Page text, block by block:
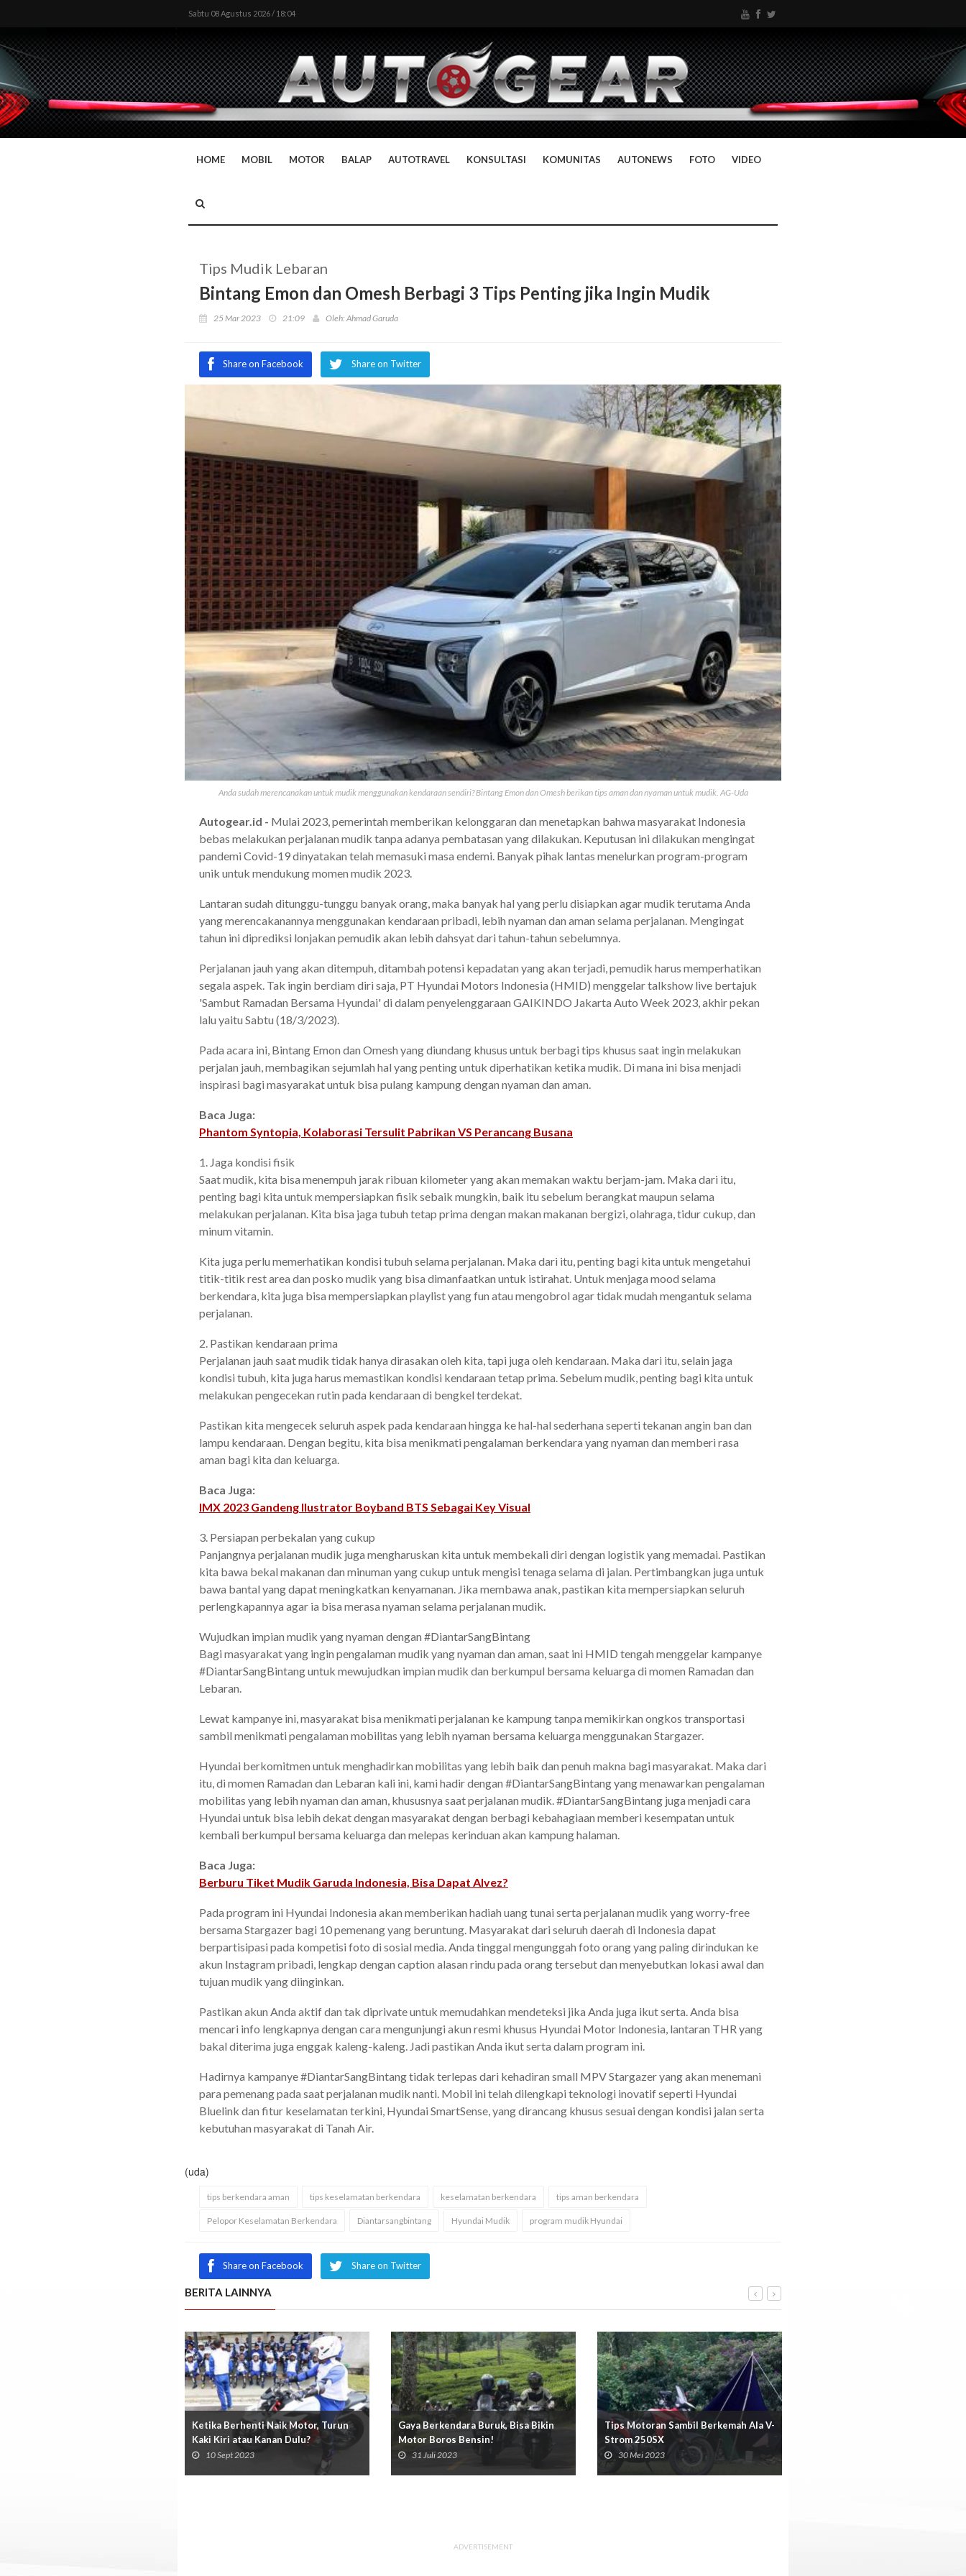
Sabtu 08 Agustus 2026 / 18:04
HOME MOBIL MOTOR BALAP AUTOTRAVEL KONSULTASI KOMUNITAS AUTONEWS FOTO VIDEO
Tips Mudik Lebaran
Bintang Emon dan Omesh Berbagi 3 Tips Penting jika Ingin Mudik
25 Mar 2023 21:09 Oleh: Ahmad Garuda
Share on Facebook Share on Twitter
Anda sudah merencanakan untuk mudik menggunakan kendaraan sendiri? Bintang Emon dan Omesh berikan tips aman dan nyaman untuk mudik. AG-Uda
Autogear.id - Mulai 2023, pemerintah memberikan kelonggaran dan menetapkan bahwa masyarakat Indonesia
bebas melakukan perjalanan mudik tanpa adanya pembatasan yang dilakukan. Keputusan ini dilakukan mengingat
pandemi Covid-19 dinyatakan telah memasuki masa endemi. Banyak pihak lantas menelurkan program-program
unik untuk mendukung momen mudik 2023.
Lantaran sudah ditunggu-tunggu banyak orang, maka banyak hal yang perlu disiapkan agar mudik terutama Anda
yang merencakanannya menggunakan kendaraan pribadi, lebih nyaman dan aman selama perjalanan. Mengingat
tahun ini diprediksi lonjakan pemudik akan lebih dahsyat dari tahun-tahun sebelumnya.
Perjalanan jauh yang akan ditempuh, ditambah potensi kepadatan yang akan terjadi, pemudik harus memperhatikan
segala aspek. Tak ingin berdiam diri saja, PT Hyundai Motors Indonesia (HMID) menggelar talkshow live bertajuk
'Sambut Ramadan Bersama Hyundai' di dalam penyelenggaraan GAIKINDO Jakarta Auto Week 2023, akhir pekan
lalu yaitu Sabtu (18/3/2023).
Pada acara ini, Bintang Emon dan Omesh yang diundang khusus untuk berbagi tips khusus saat ingin melakukan
perjalan jauh, membagikan sejumlah hal yang penting untuk diperhatikan ketika mudik. Di mana ini bisa menjadi
inspirasi bagi masyarakat untuk bisa pulang kampung dengan nyaman dan aman.
Baca Juga:
Phantom Syntopia, Kolaborasi Tersulit Pabrikan VS Perancang Busana
1. Jaga kondisi fisik
Saat mudik, kita bisa menempuh jarak ribuan kilometer yang akan memakan waktu berjam-jam. Maka dari itu,
penting bagi kita untuk mempersiapkan fisik sebaik mungkin, baik itu sebelum berangkat maupun selama
melakukan perjalanan. Kita bisa jaga tubuh tetap prima dengan makan makanan bergizi, olahraga, tidur cukup, dan
minum vitamin.
Kita juga perlu memerhatikan kondisi tubuh selama perjalanan. Maka dari itu, penting bagi kita untuk mengetahui
titik-titik rest area dan posko mudik yang bisa dimanfaatkan untuk istirahat. Untuk menjaga mood selama
berkendara, kita juga bisa mempersiapkan playlist yang fun atau mengobrol agar tidak mudah mengantuk selama
perjalanan.
2. Pastikan kendaraan prima
Perjalanan jauh saat mudik tidak hanya dirasakan oleh kita, tapi juga oleh kendaraan. Maka dari itu, selain jaga
kondisi tubuh, kita juga harus memastikan kondisi kendaraan tetap prima. Sebelum mudik, penting bagi kita untuk
melakukan pengecekan rutin pada kendaraan di bengkel terdekat.
Pastikan kita mengecek seluruh aspek pada kendaraan hingga ke hal-hal sederhana seperti tekanan angin ban dan
lampu kendaraan. Dengan begitu, kita bisa menikmati pengalaman berkendara yang nyaman dan memberi rasa
aman bagi kita dan keluarga.
Baca Juga:
IMX 2023 Gandeng Ilustrator Boyband BTS Sebagai Key Visual
3. Persiapan perbekalan yang cukup
Panjangnya perjalanan mudik juga mengharuskan kita untuk membekali diri dengan logistik yang memadai. Pastikan
kita bawa bekal makanan dan minuman yang cukup untuk mengisi tenaga selama di jalan. Pertimbangkan juga untuk
bawa bantal yang dapat meningkatkan kenyamanan. Jika membawa anak, pastikan kita mempersiapkan seluruh
perlengkapannya agar ia bisa merasa nyaman selama perjalanan mudik.
Wujudkan impian mudik yang nyaman dengan #DiantarSangBintang
Bagi masyarakat yang ingin pengalaman mudik yang nyaman dan aman, saat ini HMID tengah menggelar kampanye
#DiantarSangBintang untuk mewujudkan impian mudik dan berkumpul bersama keluarga di momen Ramadan dan
Lebaran.
Lewat kampanye ini, masyarakat bisa menikmati perjalanan ke kampung tanpa memikirkan ongkos transportasi
sambil menikmati pengalaman mobilitas yang lebih nyaman bersama keluarga menggunakan Stargazer.
Hyundai berkomitmen untuk menghadirkan mobilitas yang lebih baik dan penuh makna bagi masyarakat. Maka dari
itu, di momen Ramadan dan Lebaran kali ini, kami hadir dengan #DiantarSangBintang yang menawarkan pengalaman
mobilitas yang lebih nyaman dan aman, khususnya saat perjalanan mudik. #DiantarSangBintang juga menjadi cara
Hyundai untuk bisa lebih dekat dengan masyarakat dengan berbagi kebahagiaan memberi kesempatan untuk
kembali berkumpul bersama keluarga dan melepas kerinduan akan kampung halaman.
Baca Juga:
Berburu Tiket Mudik Garuda Indonesia, Bisa Dapat Alvez?
Pada program ini Hyundai Indonesia akan memberikan hadiah uang tunai serta perjalanan mudik yang worry-free
bersama Stargazer bagi 10 pemenang yang beruntung. Masyarakat dari seluruh daerah di Indonesia dapat
berpartisipasi pada kompetisi foto di sosial media. Anda tinggal mengunggah foto orang yang paling dirindukan ke
akun Instagram pribadi, lengkap dengan caption alasan rindu pada orang tersebut dan menyebutkan lokasi awal dan
tujuan mudik yang diinginkan.
Pastikan akun Anda aktif dan tak diprivate untuk memudahkan mendeteksi jika Anda juga ikut serta. Anda bisa
mencari info lengkapnya dengan cara mengunjungi akun resmi khusus Hyundai Motor Indonesia, lantaran THR yang
bakal diterima juga enggak kaleng-kaleng. Jadi pastikan Anda ikut serta dalam program ini.
Hadirnya kampanye #DiantarSangBintang tidak terlepas dari kehadiran small MPV Stargazer yang akan menemani
para pemenang pada saat perjalanan mudik nanti. Mobil ini telah dilengkapi teknologi inovatif seperti Hyundai
Bluelink dan fitur keselamatan terkini, Hyundai SmartSense, yang dirancang khusus sesuai dengan kondisi jalan serta
kebutuhan masyarakat di Tanah Air.
(uda)
tips berkendara aman tips keselamatan berkendara keselamatan berkendara tips aman berkendara
Pelopor Keselamatan Berkendara Diantarsangbintang Hyundai Mudik program mudik Hyundai
Share on Facebook Share on Twitter
BERITA LAINNYA
Ketika Berhenti Naik Motor, Turun
Kaki Kiri atau Kanan Dulu?
10 Sept 2023
Gaya Berkendara Buruk, Bisa Bikin
Motor Boros Bensin!
31 Juli 2023
Tips Motoran Sambil Berkemah Ala V-
Strom 250SX
30 Mei 2023
ADVERTISEMENT